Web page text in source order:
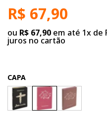
R$ 67,90
ou R$ 67,90 em até 1x de
juros no cartão
CAPA